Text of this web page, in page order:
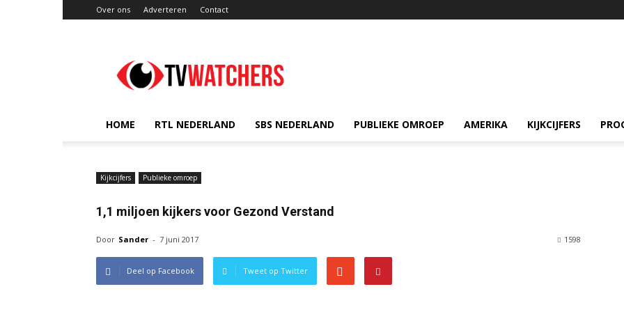
Over ons Adverteren Contact
HOME RTL NEDERLAND SBS NEDERLAND PUBLIEKE OMROEP AMERIKA KIJKCIJFERS
Kijkcijfers Publieke omroep
1,1 miljoen kijkers voor Gezond Verstand
Door Sander - 7 juni 2017 1598
Deel op Facebook Tweet op Twitter